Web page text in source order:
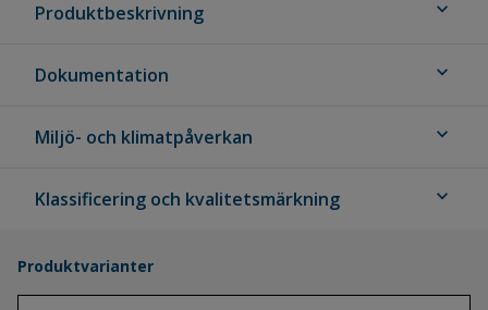
Produktbeskrivning expand_more
Dokumentation expand_more
Miljö- och klimatpåverkan expand_more
Klassificering och kvalitetsmärkning expand_more
Produktvarianter